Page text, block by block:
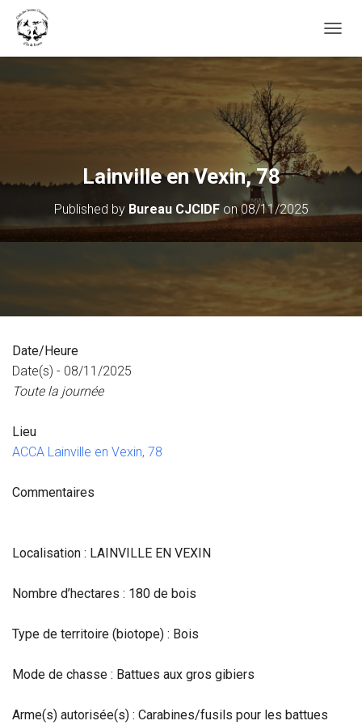
Lainville en Vexin, 78
Published by Bureau CJCIDFon08/11/2025
Date/Heure
Date(s) - 08/11/2025
Toute la journée
Lieu
ACCA Lainville en Vexin, 78
Commentaires
Localisation : LAINVILLE EN VEXIN
Nombre d’hectares : 180 de bois
Type de territoire (biotope) : Bois
Mode de chasse : Battues aux gros gibiers
Arme(s) autorisée(s) : Carabines/fusils pour les battues